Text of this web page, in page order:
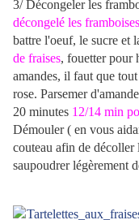
3/ Décongeler les
décongelé les framboises
battre l'oeuf, le sucre et
de fraises, fouetter pour
amandes, il faut que
rose. Parsemer
20 minutes 12/14 min
Démouler ( en vous
couteau afin de
saupoudrer légèrement